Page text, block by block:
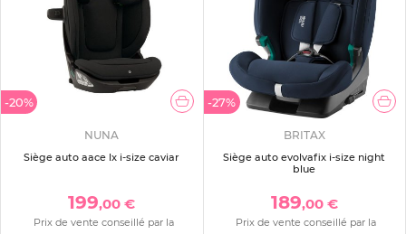
-20%
NUNA
Siège auto aace lx i-size caviar
199,00 €
Prix de vente conseillé par la
-27%
BRITAX
Siège auto evolvafix i-size night
blue
189,00 €
Prix de vente conseillé par la